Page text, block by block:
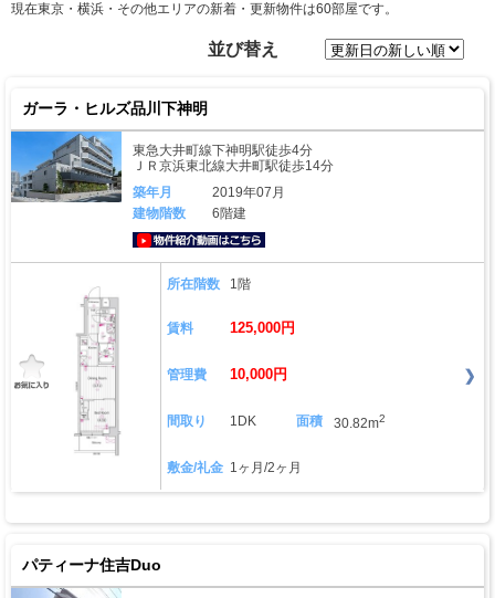
現在東京・横浜・その他エリアの新着・更新物件は60部屋です。
並び替え
ガーラ・ヒルズ品川下神明
東急大井町線下神明駅徒歩4分
ＪＲ京浜東北線大井町駅徒歩14分
築年月
2019年07月
建物階数
6階建
所在階数 1階
賃料 125,000円
管理費 10,000円
間取り 1DK 面積 30.82m2
敷金/礼金 1ヶ月/2ヶ月
パティーナ住吉Duo